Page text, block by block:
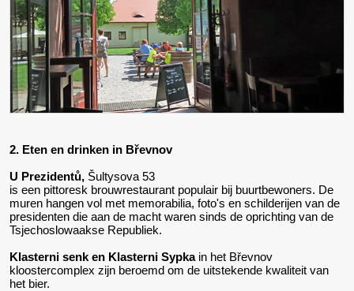
2. Eten en drinken in Břevnov
U Prezidentů, Šultysova 53
is een pittoresk brouwrestaurant populair bij buurtbewoners. De
muren hangen vol met memorabilia, foto's en schilderijen van de
presidenten die aan de macht waren sinds de oprichting van de
Tsjechoslowaakse Republiek.
Klasterni senk en Klasterni Sypkain het Břevnov
kloostercomplex zijn beroemd om de uitstekende kwaliteit van
het bier.